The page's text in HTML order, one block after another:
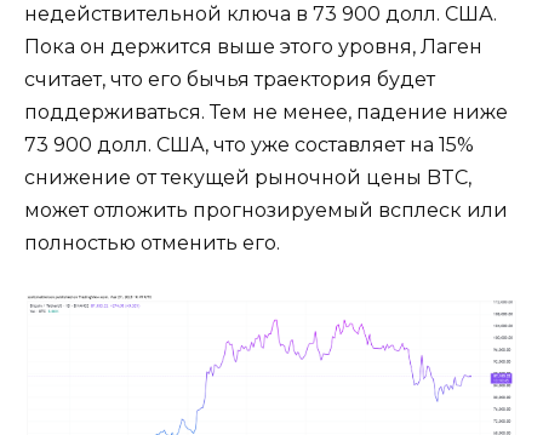
недействительной ключа в 73 900 долл. США.
Пока он держится выше этого уровня, Лаген
считает, что его бычья траектория будет
поддерживаться. Тем не менее, падение ниже
73 900 долл. США, что уже составляет на 15%
снижение от текущей рыночной цены BTC,
может отложить прогнозируемый всплеск или
полностью отменить его.